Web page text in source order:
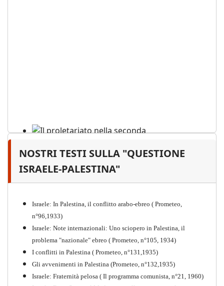
Il proletariato nella seconda
guerra mondiale e nella
NOSTRI TESTI SULLA "QUESTIONE
ISRAELE-PALESTINA"
Israele: In Palestina, il conflitto arabo-ebreo ( Prometeo,
n°96,1933)
Israele: Note internazionali: Uno sciopero in Palestina, il
problema "nazionale" ebreo ( Prometeo, n°105, 1934)
I conflitti in Palestina ( Prometeo, n°131,1935)
Gli avvenimenti in Palestina (Prometeo, n°132,1935)
Israele: Fraternità pelosa ( Il programma comunista, n°21, 1960)